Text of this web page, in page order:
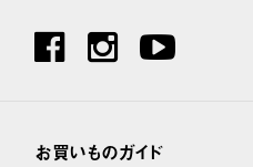
お買いものガイド